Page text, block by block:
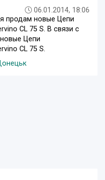
06.01.2014, 18:06
продам новые Цепи
CL 75 S. В связи с
Цепи
CL 75 S.